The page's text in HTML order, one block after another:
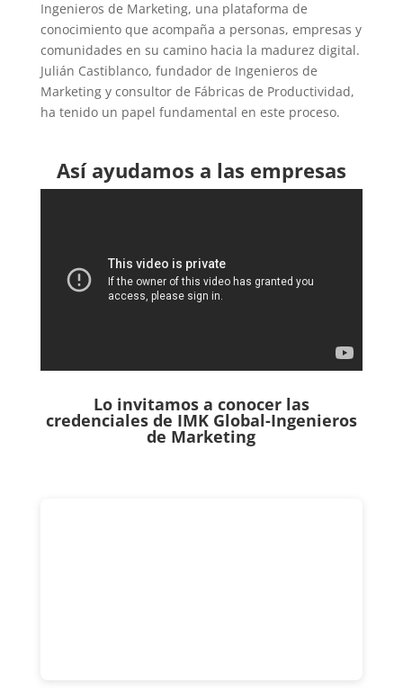
Ingenieros de Marketing, una plataforma de
conocimiento que acompaña a personas, empresas y
comunidades en su camino hacia la madurez digital.
Julián Castiblanco, fundador de Ingenieros de
Marketing y consultor de Fábricas de Productividad,
ha tenido un papel fundamental en este proceso.
Así ayudamos a las empresas
Lo invitamos a conocer las
credenciales de IMK Global-Ingenieros
de Marketing